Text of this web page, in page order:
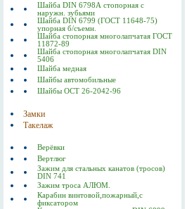
Шайба DIN 6798А стопорная с
наружн. зубьями
Шайба DIN 6799 (ГОСТ 11648-75)
упорная б/съемн.
Шайба стопорная многолапчатая ГОСТ
11872-89
Шайба стопорная многолапчатая DIN
5406
Шайба медная
Шайбы автомобильные
Шайбы ОСТ 26-2042-96
Замки
Такелаж
Верёвки
Вертлюг
Зажим для стальных канатов (тросов)
DIN 741
Зажим троса АЛЮМ.
Карабин винтовой,пожарный,с
фиксатором